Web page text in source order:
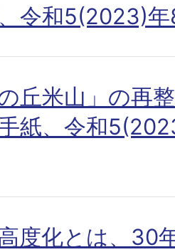
令和5(2023)
丘米山」の再
手紙、令和
度化とは、30